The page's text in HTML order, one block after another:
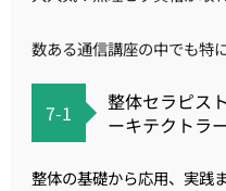
数ある通信講座の中でも特
7-1
整体セラピス
ーキテクトラ
整体の基礎から応用、実践